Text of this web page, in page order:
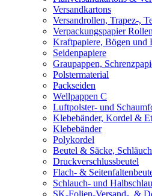
Versandkartons
Versandrollen, Trapez-,
Verpackungspapier
Kraftpapiere, Bögen und
Seidenpapiere
Graupappen,
Polstermaterial
Packseiden
Wellpappen C
Luftpolster- und
Klebebänder, Kordel &
Klebebänder
Polykordel
Beutel & Säcke,
Druckverschlussbeutel
Flach- &
Schlauch- und